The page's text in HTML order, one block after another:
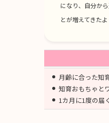
になり、自分か
とが増えてきた
月齢に合った知
知育おもちゃと
1カ月に1度の届